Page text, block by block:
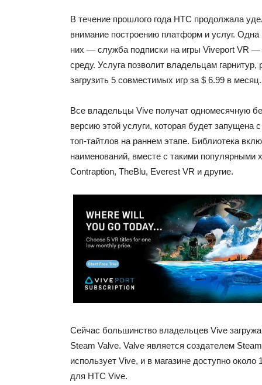
В течение прошлого года HTC продолжала
внимание построению платформ и услуг.
них — служба подписки на игры Viveport VR —
среду. Услуга позволит владельцам
загрузить 5 совместимых игр за $ 6.99 в месяц.
Все владельцы Vive получат одномесячную
версию этой услуги, которая будет запущена
топ-тайтлов на раннем этапе. Библиотека
наименований, вместе с такими популярными
Contraption, TheBlu, Everest VR и другие.
Сейчас большинство владельцев Vive
Steam Valve. Valve является создателем
использует Vive, и в магазине доступно около
для HTC Vive.